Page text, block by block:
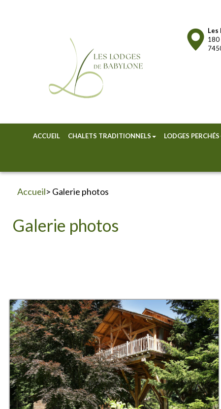
Les
180
ACCUEIL CHALETS TRADITIONNELS LODGES PERCHÉS
Accueil> Galerie photos
Galerie photos